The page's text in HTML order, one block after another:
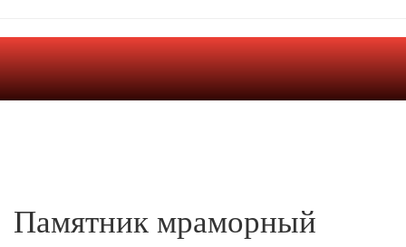
Памятник мраморный